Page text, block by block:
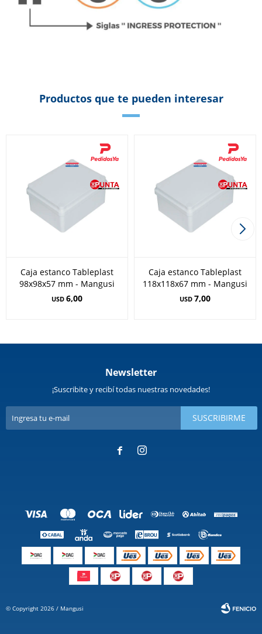
Productos que te pueden interesar
Caja estanco Tableplast
98x98x57 mm - Mangusi
USD 6,00
Caja estanco Tableplast
118x118x67 mm - Mangusi
USD 7,00
Newsletter
¡Suscribite y recibí todas nuestras novedades!
SUSCRIBIRME
 
© Copyright 2026 / Mangusi